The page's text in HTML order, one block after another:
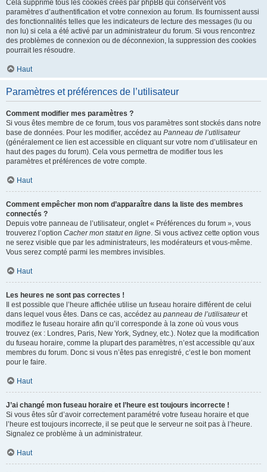
Cela supprime tous les cookies créés par phpBB qui conservent vos
paramètres d’authentification et votre connexion au forum. Ils fournissent aussi
des fonctionnalités telles que les indicateurs de lecture des messages (lu ou
non lu) si cela a été activé par un administrateur du forum. Si vous rencontrez
des problèmes de connexion ou de déconnexion, la suppression des cookies
pourrait les résoudre.
Haut
Paramètres et préférences de l’utilisateur
Comment modifier mes paramètres ?
Si vous êtes membre de ce forum, tous vos paramètres sont stockés dans notre
base de données. Pour les modifier, accédez au Panneau de l’utilisateur
(généralement ce lien est accessible en cliquant sur votre nom d’utilisateur en
haut des pages du forum). Cela vous permettra de modifier tous les
paramètres et préférences de votre compte.
Haut
Comment empêcher mon nom d’apparaître dans la liste des membres
connectés ?
Depuis votre panneau de l’utilisateur, onglet « Préférences du forum », vous
trouverez l’option Cacher mon statut en ligne. Si vous activez cette option vous
ne serez visible que par les administrateurs, les modérateurs et vous-même.
Vous serez compté parmi les membres invisibles.
Haut
Les heures ne sont pas correctes !
Il est possible que l’heure affichée utilise un fuseau horaire différent de celui
dans lequel vous êtes. Dans ce cas, accédez au panneau de l’utilisateuret
modifiez le fuseau horaire afin qu’il corresponde à la zone où vous vous
trouvez (ex : Londres, Paris, New York, Sydney, etc.). Notez que la modification
du fuseau horaire, comme la plupart des paramètres, n’est accessible qu’aux
membres du forum. Donc si vous n’êtes pas enregistré, c’est le bon moment
pour le faire.
Haut
J’ai changé mon fuseau horaire et l’heure est toujours incorrecte !
Si vous êtes sûr d’avoir correctement paramétré votre fuseau horaire et que
l’heure est toujours incorrecte, il se peut que le serveur ne soit pas à l’heure.
Signalez ce problème à un administrateur.
Haut